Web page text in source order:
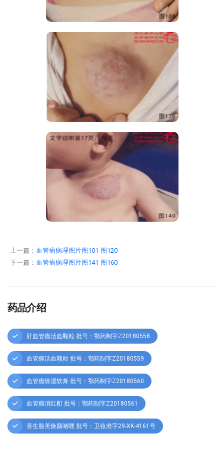
上一篇： 血管瘤病理图片图101-图120
下一篇： 血管瘤病理图片图141-图160
药品介绍
肝血管瘤活血颗粒 批号：鄂药制字Z20180558
血管瘤活血颗粒 批号：鄂药制字Z20180559
血管瘤燥湿软膏 批号：鄂药制字Z20180560
血管瘤消红酊 批号：鄂药制字Z20180561
喜生脸美焕颜啫喱 批号：卫妆准字29-XK-4161号